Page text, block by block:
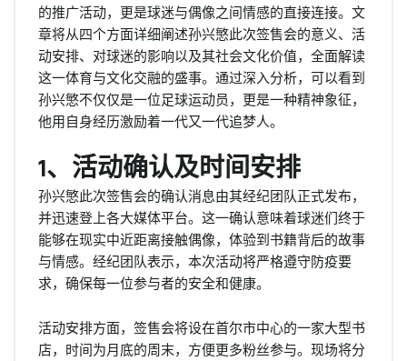
的推广活动，更是球迷与偶像之间情感的直接连接。文
章将从四个方面详细阐述孙兴慜此次签售会的意义、活
动安排、对球迷的影响以及其社会文化价值，全面解读
这一体育与文化交融的盛事。通过深入分析，可以看到
孙兴慜不仅仅是一位足球运动员，更是一种精神象征，
他用自身经历激励着一代又一代追梦人。
1、活动确认及时间安排
孙兴慜此次签售会的确认消息由其经纪团队正式发布，
并迅速登上各大媒体平台。这一确认意味着球迷们终于
能够在现实中近距离接触偶像，体验到书籍背后的故事
与情感。经纪团队表示，本次活动将严格遵守防疫要
求，确保每一位参与者的安全和健康。
活动安排方面，签售会将设在首尔市中心的一家大型书
店，时间为月底的周末，方便更多粉丝参与。现场将分